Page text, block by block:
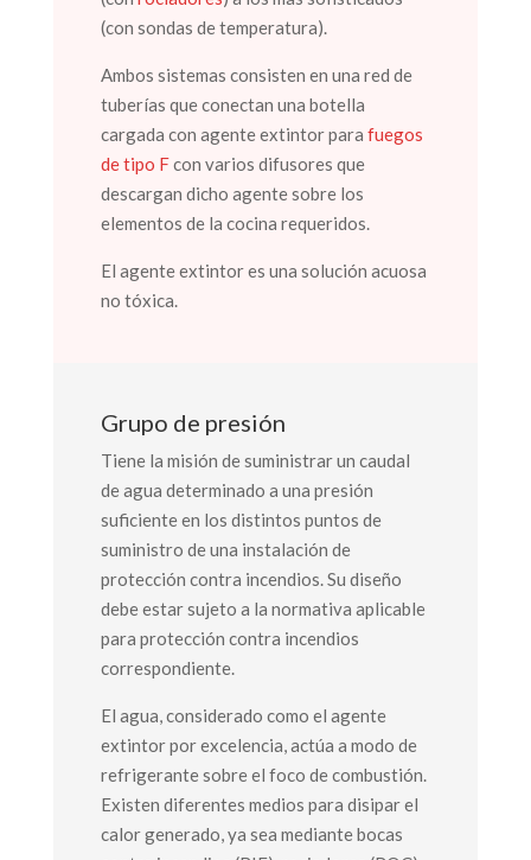
(con sondas de temperatura).
Ambos sistemas consisten en una red de
tuberías que conectan una botella
cargada con agente extintor para fuegos
de tipo Fcon varios difusores que
descargan dicho agente sobre los
elementos de la cocina requeridos.
El agente extintor es una solución acuosa
no tóxica.
Grupo de presión
Tiene la misión de suministrar un caudal
de agua determinado a una presión
suficiente en los distintos puntos de
suministro de una instalación de
protección contra incendios. Su diseño
debe estar sujeto a la normativa aplicable
para protección contra incendios
correspondiente.
El agua, considerado como el agente
extintor por excelencia, actúa a modo de
refrigerante sobre el foco de combustión.
Existen diferentes medios para disipar el
calor generado, ya sea mediante bocas